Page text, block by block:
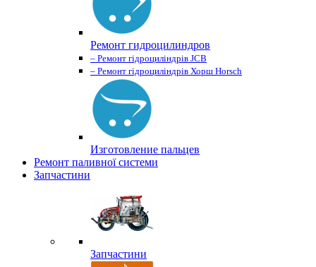
Ремонт гидроцилиндров
– Ремонт гідроциліндрів JCB
– Ремонт гідроциліндрів Хорш Horsch
Изготовление пальцев
Ремонт паливної системи
Запчастини
Запчастини